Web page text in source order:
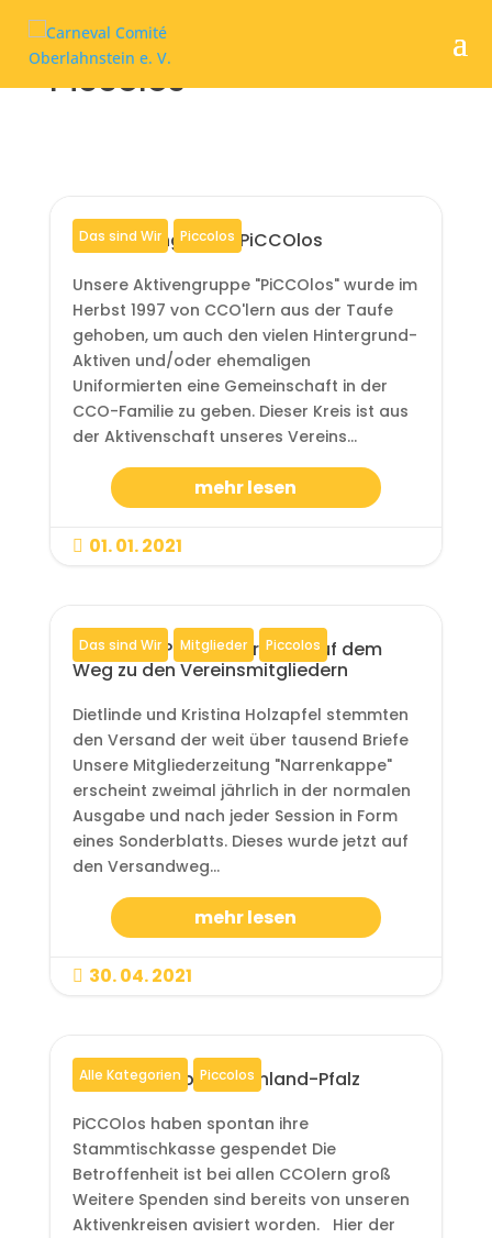
Piccolos
Das sind Wir Piccolos
Die Aktivengruppe PiCCOlos
Unsere Aktivengruppe "PiCCOlos" wurde im
Herbst 1997 von CCO'lern aus der Taufe
gehoben, um auch den vielen Hintergrund-
Aktiven und/oder ehemaligen
Uniformierten eine Gemeinschaft in der
CCO-Familie zu geben. Dieser Kreis ist aus
der Aktivenschaft unseres Vereins...
mehr lesen
 01. 01. 2021
Das sind Wir Mitglieder Piccolos
NARRENKAPPE Sonderblatt auf dem
Weg zu den Vereinsmitgliedern
Dietlinde und Kristina Holzapfel stemmten
den Versand der weit über tausend Briefe
Unsere Mitgliederzeitung "Narrenkappe"
erscheint zweimal jährlich in der normalen
Ausgabe und nach jeder Session in Form
eines Sonderblatts. Dieses wurde jetzt auf
den Versandweg...
mehr lesen
 30. 04. 2021
Alle Kategorien Piccolos
Flutkatastrophe Rheinland-Pfalz
PiCCOlos haben spontan ihre
Stammtischkasse gespendet Die
Betroffenheit ist bei allen CCOlern groß
Weitere Spenden sind bereits von unseren
Aktivenkreisen avisiert worden. Hier der